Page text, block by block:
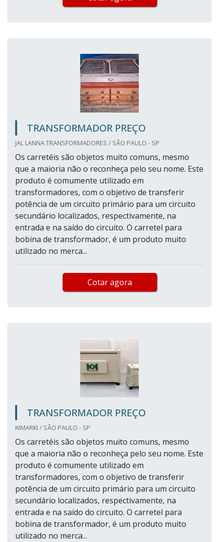
TRANSFORMADOR PREÇO
JAL LANNA TRANSFORMADORES / SÃO PAULO - SP
Os carretéis são objetos muito comuns, mesmo
que a maioria não o reconheça pelo seu nome. Este
produto é comumente utilizado em
transformadores, com o objetivo de transferir
potência de um circuito primário para um circuito
secundário localizados, respectivamente, na
entrada e na saído do circuito. O carretel para
bobina de transformador, é um produto muito
utilizado no merca...
Cotar agora
TRANSFORMADOR PREÇO
KIMARKI / SÃO PAULO - SP
Os carretéis são objetos muito comuns, mesmo
que a maioria não o reconheça pelo seu nome. Este
produto é comumente utilizado em
transformadores, com o objetivo de transferir
potência de um circuito primário para um circuito
secundário localizados, respectivamente, na
entrada e na saído do circuito. O carretel para
bobina de transformador, é um produto muito
utilizado no merca...